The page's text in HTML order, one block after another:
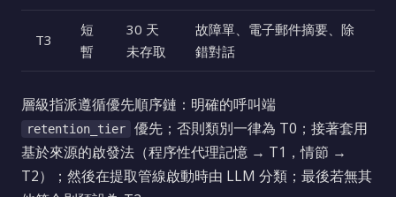
T3
短
暫
30 天
未存取
故障單、電子郵件摘要、除
錯對話
層級指派遵循優先順序鏈：明確的呼叫端
retention_tier
優先；否則類別一律為 T0；接著套用
基於來源的啟發法（程序性代理記憶 → T1，情節 →
T2）；然後在提取管線啟動時由 LLM 分類；最後若無其